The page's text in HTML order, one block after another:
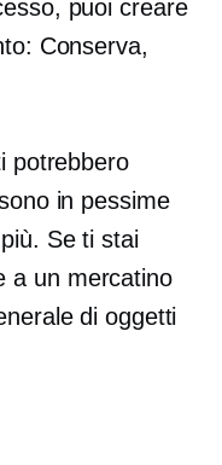
puoi creare
Conserva,
potrebbero
in pessime
Se ti stai
a un mercatino
di oggetti